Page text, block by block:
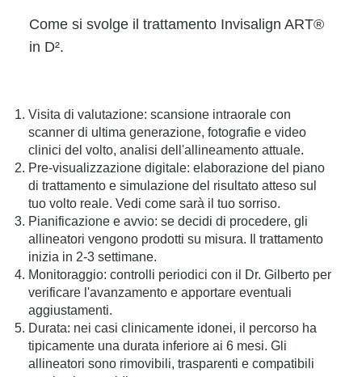
Come si svolge il trattamento Invisalign ART®
in D².
Visita di valutazione: scansione intraorale con
scanner di ultima generazione, fotografie e video
clinici del volto, analisi dell'allineamento attuale.
Pre-visualizzazione digitale: elaborazione del piano
di trattamento e simulazione del risultato atteso sul
tuo volto reale. Vedi come sarà il tuo sorriso.
Pianificazione e avvio: se decidi di procedere, gli
allineatori vengono prodotti su misura. Il trattamento
inizia in 2-3 settimane.
Monitoraggio: controlli periodici con il Dr. Gilberto per
verificare l'avanzamento e apportare eventuali
aggiustamenti.
Durata: nei casi clinicamente idonei, il percorso ha
tipicamente una durata inferiore ai 6 mesi. Gli
allineatori sono rimovibili, trasparenti e compatibili